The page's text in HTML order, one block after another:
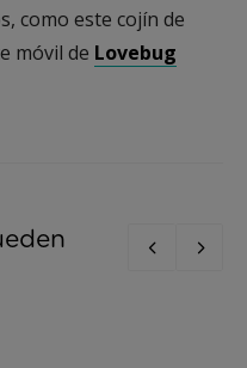
como este cojín de
móvil de Lovebug